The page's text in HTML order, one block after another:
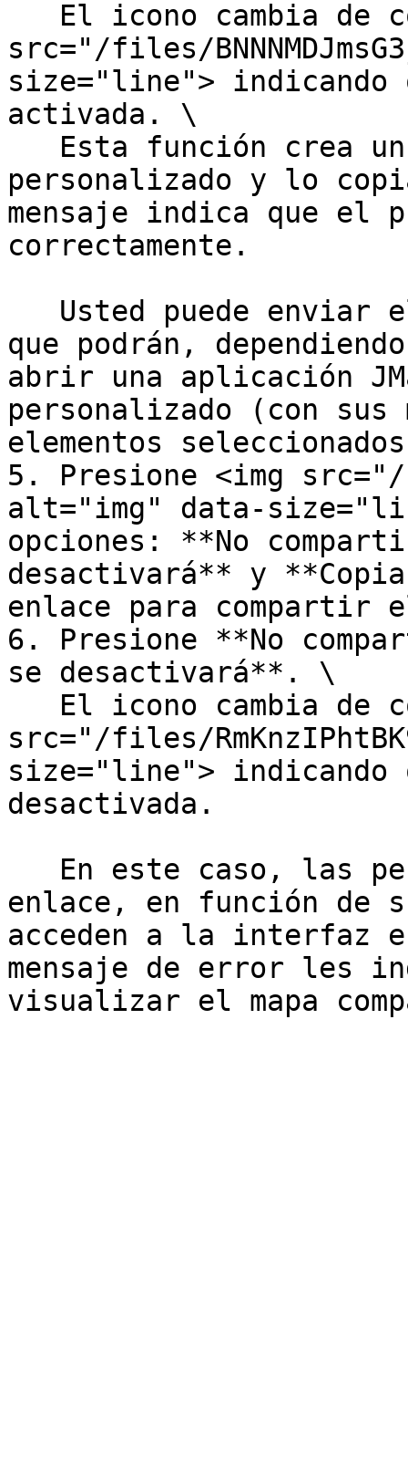
src="/files/
size="line"> indicando
activada. \
personalizado y lo
mensaje indica que el
correctamente.
que podrán,
abrir una aplicación
personalizado (con sus
elementos
5. Presione <img src="/
alt="img" data-
opciones: **No
desactivará** y
enlace para compartir
6. Presione **No
se desactivará**. \
src="/files/
size="line"> indicando
desactivada.
enlace, en función de
acceden a la interfaz
mensaje de error les